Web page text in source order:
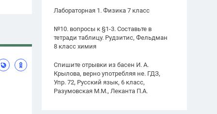
Лабораторная 1. Физика 7 класс
№10. вопросы к §1-3. Составьте в
тетради таблицу. Рудзитис, Фельдман
8 класс химия
Спишите отрывки из басен И. А.
Крылова, верно употребляя не. ГДЗ,
Упр. 72, Русский язык, 6 класс,
Разумовская М.М., Леканта П.А.